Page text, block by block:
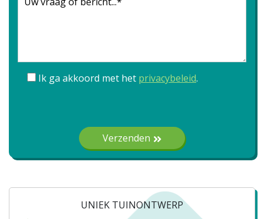
Ik ga akkoord met het privacybeleid.
Verzenden
UNIEK TUINONTWERP